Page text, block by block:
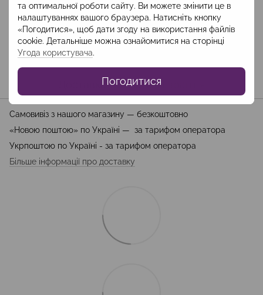
та оптимальної роботи сайту. Ви можете змінити це в
налаштуваннях вашого браузера. Натисніть кнопку
«Погодитися», щоб дати згоду на використання файлів
cookie. Детальніше можна ознайомитися на сторінці
Угода користувача.
Погодитися
Опис
Склад: бавовна -100%, підклад: віскоза 100%
Довжина брюк: 115 см
Доставка Оплата
Самовивіз з нашого магазину — безкоштовно
«Новою поштою» по Україні — за тарифом оператора
Укрпоштою по Україні - за тарифом оператора
Більше інформації про доставку